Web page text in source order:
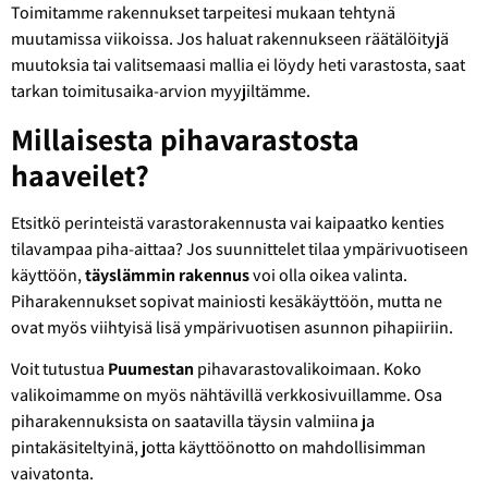
Toimitamme rakennukset tarpeitesi mukaan tehtynä
muutamissa viikoissa. Jos haluat rakennukseen räätälöityjä
muutoksia tai valitsemaasi mallia ei löydy heti varastosta, saat
tarkan toimitusaika-arvion myyjiltämme.
Millaisesta pihavarastosta
haaveilet?
Etsitkö perinteistä varastorakennusta vai kaipaatko kenties
tilavampaa piha-aittaa? Jos suunnittelet tilaa ympärivuotiseen
käyttöön,täyslämmin rakennusvoi olla oikea valinta.
Piharakennukset sopivat mainiosti kesäkäyttöön, mutta ne
ovat myös viihtyisä lisä ympärivuotisen asunnon pihapiiriin.
Voit tutustua Puumestan pihavarastovalikoimaan. Koko
valikoimamme on myös nähtävillä verkkosivuillamme. Osa
piharakennuksista on saatavilla täysin valmiina ja
pintakäsiteltyinä, jotta käyttöönotto on mahdollisimman
vaivatonta.